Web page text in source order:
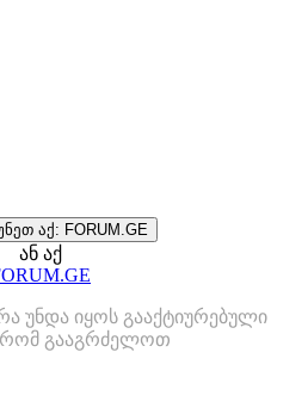
აქ: FORUM.GE
ან აქ
უნდა იყოს გააქტიურებული
რომ გააგრძელოთ